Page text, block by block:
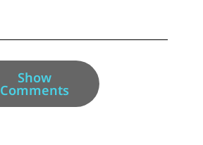
Show
Comments